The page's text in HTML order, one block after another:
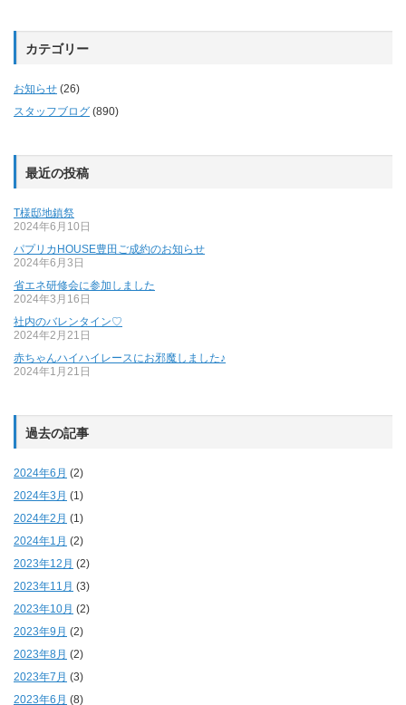
カテゴリー
お知らせ (26)
スタッフブログ (890)
最近の投稿
T様邸地鎮祭
2024年6月10日
パプリカHOUSE豊田ご成約のお知らせ
2024年6月3日
省エネ研修会に参加しました
2024年3月16日
社内のバレンタイン♡
2024年2月21日
赤ちゃんハイハイレースにお邪魔しました♪
2024年1月21日
過去の記事
2024年6月 (2)
2024年3月 (1)
2024年2月 (1)
2024年1月 (2)
2023年12月 (2)
2023年11月 (3)
2023年10月 (2)
2023年9月 (2)
2023年8月 (2)
2023年7月 (3)
2023年6月 (8)